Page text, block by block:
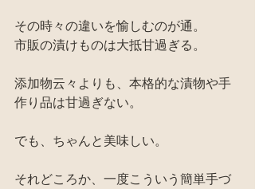
その時々の違いを愉しむのが通。
市販の漬けものは大抵甘過ぎる。
添加物云々よりも、本格的な漬物や手
作り品は甘過ぎない。
でも、ちゃんと美味しい。
それどころか、一度こういう簡単手づ